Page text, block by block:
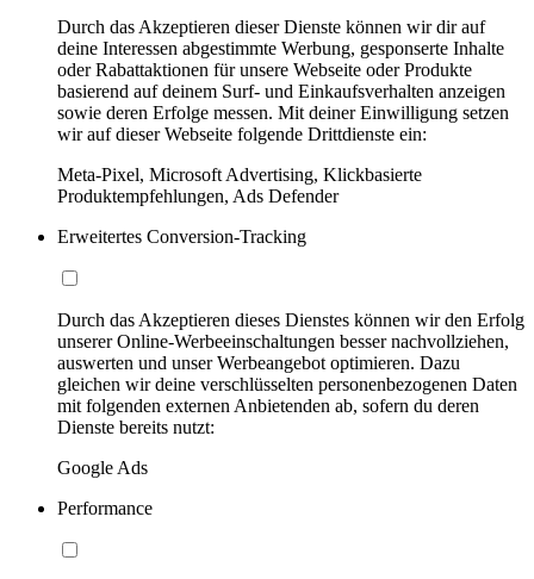
Durch das Akzeptieren dieser Dienste können wir dir auf
deine Interessen abgestimmte Werbung, gesponserte Inhalte
oder Rabattaktionen für unsere Webseite oder Produkte
basierend auf deinem Surf- und Einkaufsverhalten anzeigen
sowie deren Erfolge messen. Mit deiner Einwilligung setzen
wir auf dieser Webseite folgende Drittdienste ein:
Meta-Pixel, Microsoft Advertising, Klickbasierte
Produktempfehlungen, Ads Defender
Erweitertes Conversion-Tracking
Durch das Akzeptieren dieses Dienstes können wir den Erfolg
unserer Online-Werbeeinschaltungen besser nachvollziehen,
auswerten und unser Werbeangebot optimieren. Dazu
gleichen wir deine verschlüsselten personenbezogenen Daten
mit folgenden externen Anbietenden ab, sofern du deren
Dienste bereits nutzt:
Google Ads
Performance